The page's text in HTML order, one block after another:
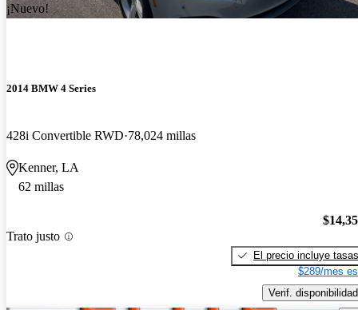
¡Nuevo!
2014 BMW 4 Series
428i Convertible RWD 78,024 millas
Kenner, LA
62 millas
Trato justo
El precio incluye tasas
$289/mes
Verif. disponibilidad